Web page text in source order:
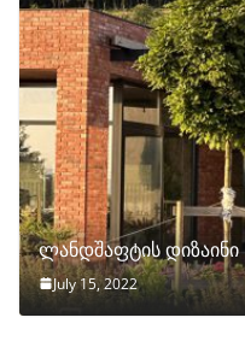
ლანდშაფტის დიზაინი
July 15, 2022